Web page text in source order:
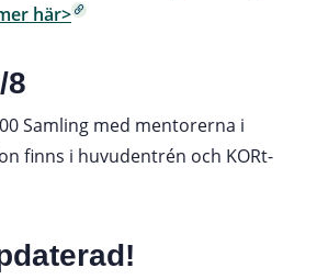
här>
8
Samling med mentorerna i
finns i huvudentrén och KORt-